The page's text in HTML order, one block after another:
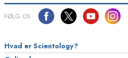
FØLG OS
Hvad er Scientology?